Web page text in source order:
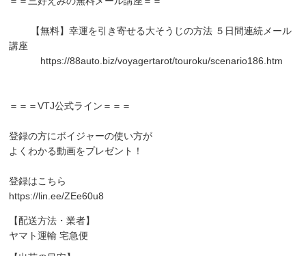
【無料】幸運を引き寄せる大そうじの方法 ５日間連続メール
講座
https://88auto.biz/voyagertarot/touroku/scenario186.htm
＝＝＝VTJ公式ライン＝＝＝
登録の方にボイジャーの使い方が
よくわかる動画をプレゼント！
登録はこちら
https://lin.ee/ZEe60u8
【配送方法・業者】
ヤマト運輸 宅急便